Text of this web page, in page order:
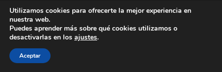
Utilizamos cookies para ofrecerte la mejor experiencia en
nuestra web.
Puedes aprender más sobre qué cookies utilizamos o
desactivarlas en los ajustes.
Aceptar